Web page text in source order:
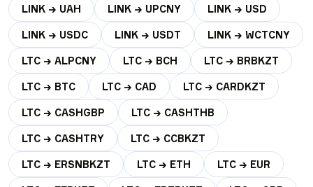
LINK → UAH LINK → UPCNY LINK → USD
LINK → USDC LINK → USDT LINK → WCTCNY
LTC → ALPCNY LTC → BCH LTC → BRBKZT
LTC → BTC LTC → CAD LTC → CARDKZT
LTC → CASHGBP LTC → CASHTHB
LTC → CASHTRY LTC → CCBKZT
LTC → ERSNBKZT LTC → ETH LTC → EUR